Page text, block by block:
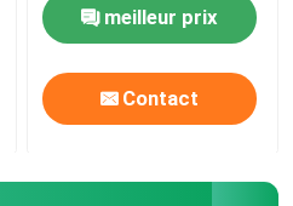
meilleur prix
Contact